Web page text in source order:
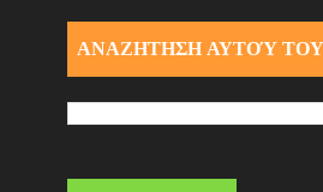
ΑΝΑΖΗΤΗΣΗ ΑΥΤΟΎ ΤΟΥ